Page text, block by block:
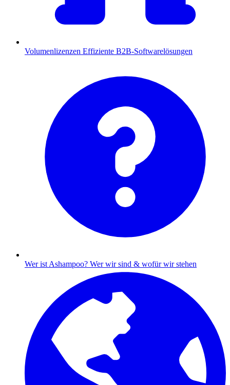
Volumenlizenzen Effiziente B2B-Softwarelösungen
Wer ist Ashampoo? Wer wir sind & wofür wir stehen